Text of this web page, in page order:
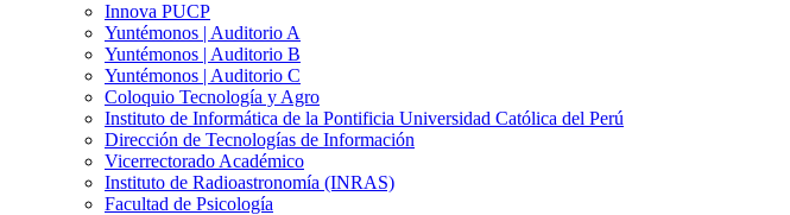
Innova PUCP
Yuntémonos | Auditorio A
Yuntémonos | Auditorio B
Yuntémonos | Auditorio C
Coloquio Tecnología y Agro
Instituto de Informática de la Pontificia Universidad Católica del Perú
Dirección de Tecnologías de Información
Vicerrectorado Académico
Instituto de Radioastronomía (INRAS)
Facultad de Psicología